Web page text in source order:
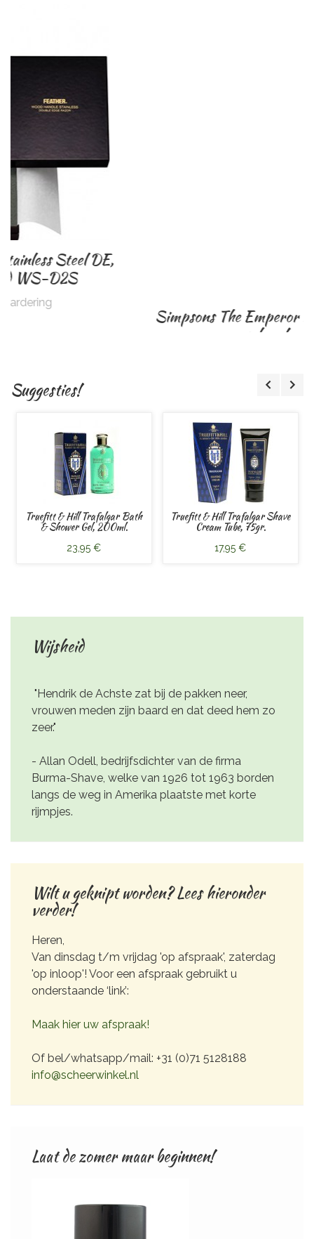
Simpsons The Emperor E1 Super Badger
0Waardering
Suggesties!
Truefitt & Hill Trafalgar Bath
& Shower Gel, 200ml.
23,95 €
Truefitt & Hill Trafalgar Shave
Cream Tube, 75gr.
17,95 €
Wijsheid
"Hendrik de Achste zat bij de pakken neer,
vrouwen meden zijn baard en dat deed hem zo
zeer."
- Allan Odell, bedrijfsdichter van de firma
Burma-Shave, welke van 1926 tot 1963 borden
langs de weg in Amerika plaatste met korte
rijmpjes.
Wilt u geknipt worden? Lees hieronder
verder!
Heren,
Van dinsdag t/m vrijdag 'op afspraak', zaterdag
'op inloop'! Voor een afspraak gebruikt u
onderstaande ‘link’:
Maak hier uw afspraak!
Of bel/whatsapp/mail: +31 (0)71 5128188
info@scheerwinkel.nl
Laat de zomer maar beginnen!